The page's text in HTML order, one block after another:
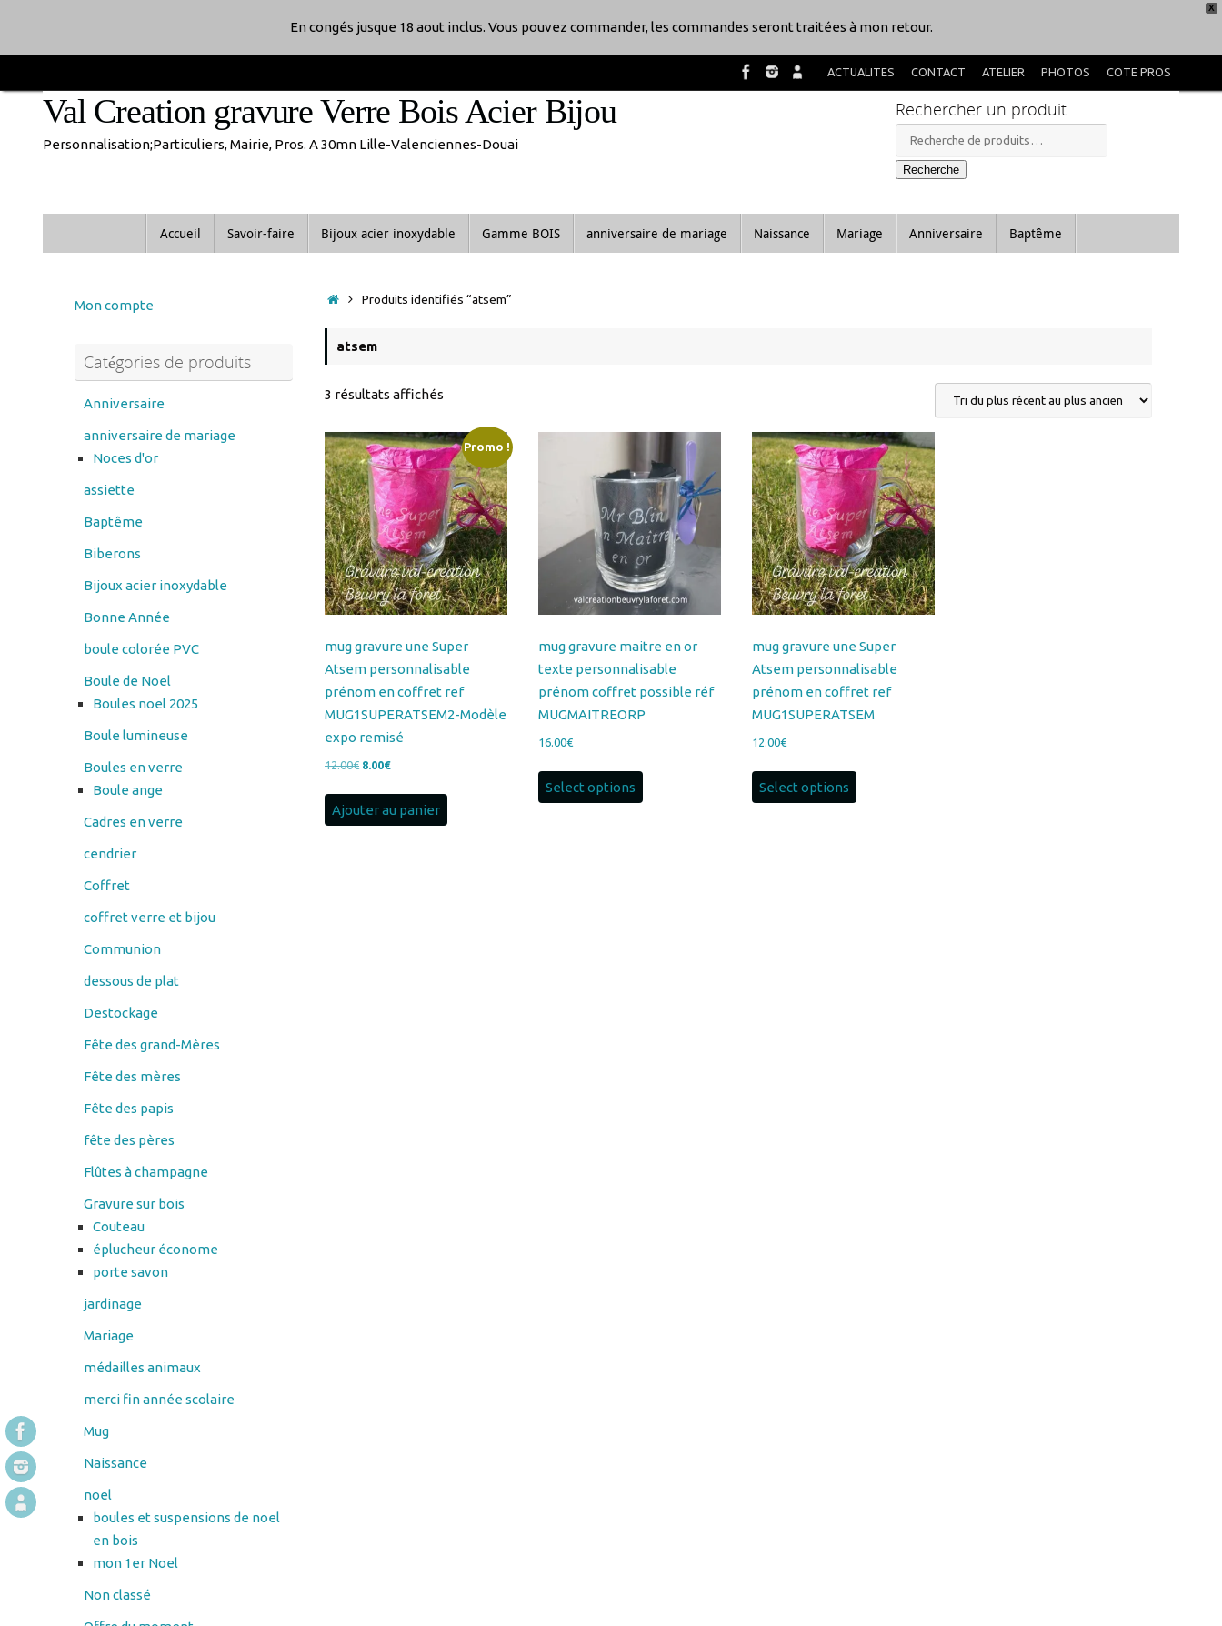
X
contenuVal Creation gravure Verre Bois Acier Bijou
Personnalisation;Particuliers, Mairie, Pros. A 30mn Lille-Valenciennes-Douai
Rechercher un produit
Recherche
pour :
Recherche
Anniversaire
Produits identifiés “atsem”
atsem
3 résultats affichés
au
plus
ancien
mug gravure une Super
Atsem personnalisable
MUG1SUPERATSEM2-Modèle
expo remisé
12.00€ Le
était :
8.00€Le
est :
mug gravure maitre en or
texte personnalisable
MUGMAITREORP
16.00 €
mug gravure une Super
Atsem personnalisable
MUG1SUPERATSEM
12.00 €
Mon compte
Catégories de produits
anniversaire de mariage
Noces d'or
assiette
Baptême
Biberons
Bijoux acier inoxydable
Bonne Année
boule colorée PVC
Boule de Noel
Boules noel 2025
Boule lumineuse
Boules en verre
Boule ange
Cadres en verre
cendrier
Coffret
coffret verre et bijou
Communion
dessous de plat
Destockage
Fête des grand-Mères
Fête des mères
Fête des papis
fête des pères
Flûtes à champagne
Gravure sur bois
Couteau
éplucheur économe
jardinage
Mariage
médailles animaux
merci fin année scolaire
Mug
Naissance
noel
boules et suspensions de noel
en bois
mon 1er Noel
Non classé
Offre du moment
Panier